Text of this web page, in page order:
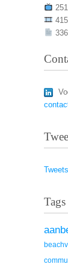
251
415
Tags